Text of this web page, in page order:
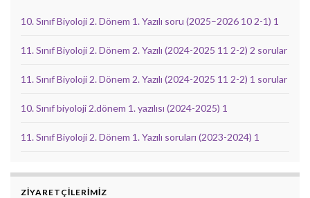
10. Sınıf Biyoloji 2. Dönem 1. Yazılı soru (2025–2026 10 2-1) 1
11. Sınıf Biyoloji 2. Dönem 2. Yazılı (2024-2025 11 2-2) 2 sorular
11. Sınıf Biyoloji 2. Dönem 2. Yazılı (2024-2025 11 2-2) 1 sorular
10. Sınıf biyoloji 2.dönem 1. yazılısı (2024-2025) 1
11. Sınıf Biyoloji 2. Dönem 1. Yazılı soruları (2023-2024) 1
ZIYARETÇILERIMIZ